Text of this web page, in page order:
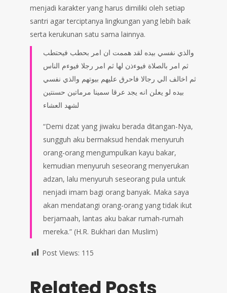
menjadi karakter yang harus dimiliki oleh setiap
santri agar terciptanya lingkungan yang lebih baik
serta kerukunan satu sama lainnya.
والذي نفسي بيده لقد هممت ان امر بحطب فيحتطب
ثم امر بالصلاة فيوءذن لها ثم امر رجلا فيوءم الناس
ثم اخالف الي رجالا فاحرق عليهم بيوتهم والذي نفسي
بيده لو يعلن انه يجد عرقا سمينا مرماتين حسنتين
لشهد العشاء
“Demi dzat yang jiwaku berada ditangan-Nya,
sungguh aku bermaksud hendak menyuruh
orang-orang mengumpulkan kayu bakar,
kemudian menyuruh seseorang menyerukan
adzan, lalu menyuruh seseorang pula untuk
nenjadi imam bagi orang banyak. Maka saya
akan mendatangi orang-orang yang tidak ikut
berjamaah, lantas aku bakar rumah-rumah
mereka.” (H.R. Bukhari dan Muslim)
Post Views: 115